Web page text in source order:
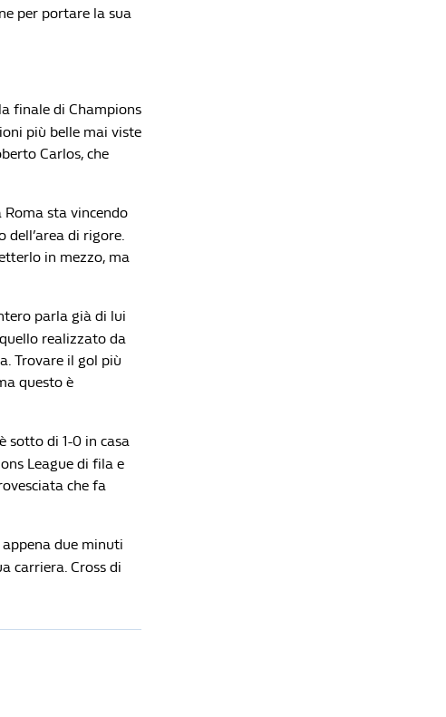
per portare la sua
finale di Champions
più belle mai viste
Carlos, che
Roma sta vincendo
dell’area di rigore.
in mezzo, ma
parla già di lui
realizzato da
Trovare il gol più
questo è
sotto di 1-0 in casa
League di fila e
che fa
appena due minuti
carriera. Cross di